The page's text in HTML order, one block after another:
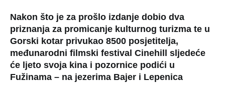
Nakon što je za prošlo izdanje dobio dva
priznanja za promicanje kulturnog turizma te u
Gorski kotar privukao 8500 posjetitelja,
međunarodni filmski festival Cinehill sljedeće
će ljeto svoja kina i pozornice podići u
Fužinama – na jezerima Bajer i Lepenica